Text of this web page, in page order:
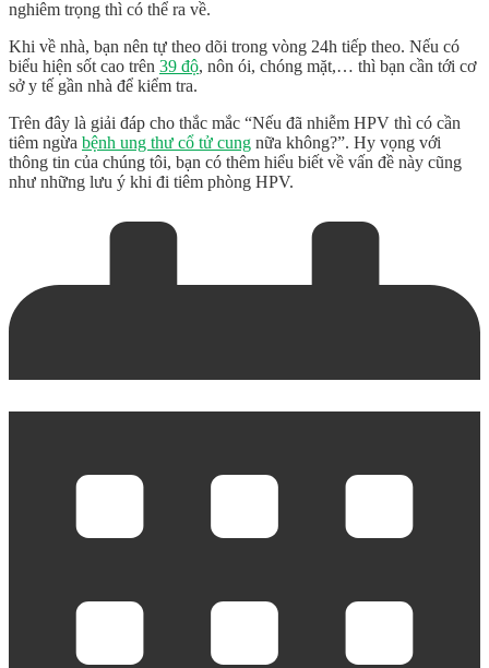
nghiêm trọng thì có thể ra về.
Khi về nhà, bạn nên tự theo dõi trong vòng 24h tiếp theo. Nếu có
biểu hiện sốt cao trên 39 độ, nôn ói, chóng mặt,… thì bạn cần tới cơ
sở y tế gần nhà để kiểm tra.
Trên đây là giải đáp cho thắc mắc “Nếu đã nhiễm HPV thì có cần
tiêm ngừa bệnh ung thư cổ tử cung nữa không?”. Hy vọng với
thông tin của chúng tôi, bạn có thêm hiểu biết về vấn đề này cũng
như những lưu ý khi đi tiêm phòng HPV.